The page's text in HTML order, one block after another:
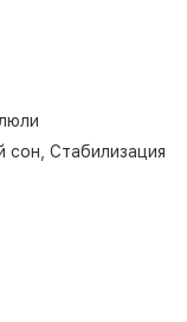
сон, Стабилизация